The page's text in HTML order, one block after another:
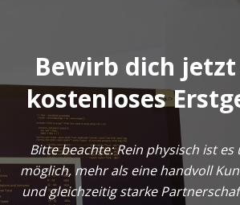
Bewirb dich
kostenloses
Bitte beachte: Rein physisch ist
möglich, mehr als eine handvoll
und gleichzeitig starke